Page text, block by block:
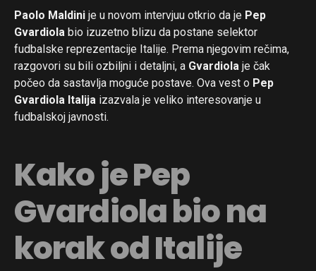
Paolo Maldini je u novom intervjuu otkrio da je Pep
Gvardiola bio izuzetno blizu da postane selektor
fudbalske reprezentacije Italije. Prema njegovim rečima,
razgovori su bili ozbiljni i detaljni, a Gvardiola je čak
počeo da sastavlja moguće postave. Ova vest o Pep
Gvardiola Italija izazvala je veliko interesovanje u
fudbalskoj javnosti.
Kako je Pep
Gvardiola bio na
korak od Italije